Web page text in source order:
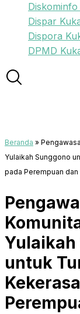
Dispar
Dispora
DPMD
Beranda »
Yulaikah Sunggono
pada Perempuan dan
Yulaikah
untuk